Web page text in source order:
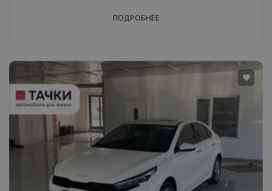
ПОДРОБНЕЕ